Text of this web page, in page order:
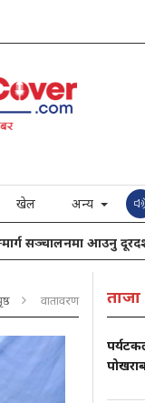
खेल अन्य
आउनु दूरदर्शी
वातावरण